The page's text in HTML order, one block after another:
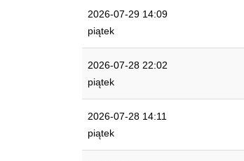
2026-07-29 14:09
piątek
2026-07-28 22:02
piątek
2026-07-28 14:11
piątek